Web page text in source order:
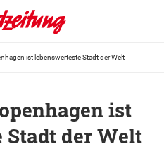
ist lebenswerteste Stadt der Welt
ist
Stadt der Welt